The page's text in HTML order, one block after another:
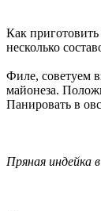
Как
несколько
Филе, советуем
майонеза.
Панировать в
Пряная индейка